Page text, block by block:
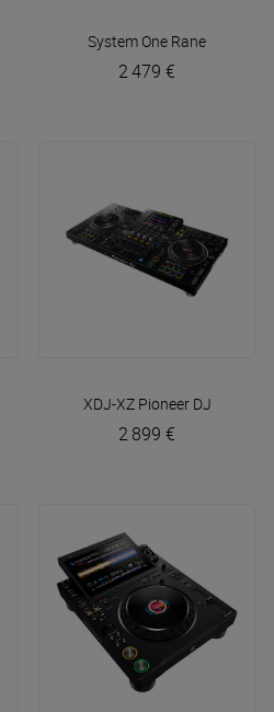
System One Rane
2 479 €
XDJ-XZ Pioneer DJ
2 899 €